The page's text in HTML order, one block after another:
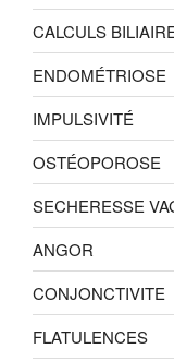
CALCULS
ENDOMÉTRIOSE
IMPULSIVITÉ
OSTÉOPOROSE
SECHERESSE
ANGOR
CONJONCTIVITE
FLATULENCES